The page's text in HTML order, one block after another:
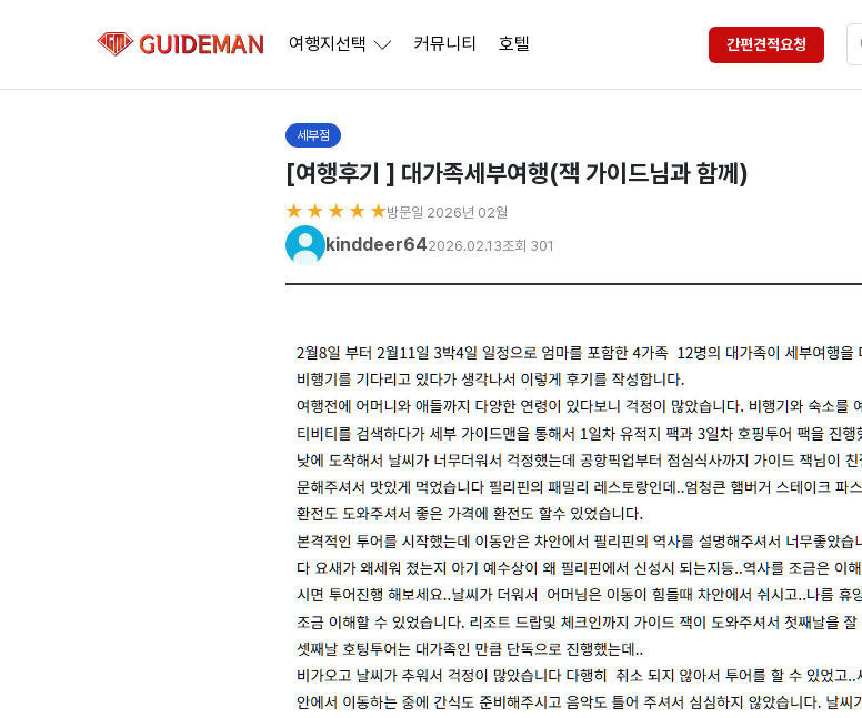
여행지선택 커뮤니티 호텔 간편견적요청
세부점
[여행후기 ] 대가족세부여행(잭 가이드님과 함께)
★ ★ ★ ★ ★방문일 2026년 02월
kinddeer642026.02.13조회 301